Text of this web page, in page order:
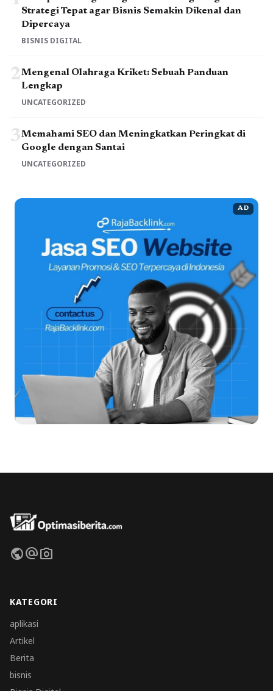
Strategi Tepat agar Bisnis Semakin Dikenal dan
Dipercaya
BISNIS DIGITAL
2Mengenal Olahraga Kriket: Sebuah Panduan
Lengkap
UNCATEGORIZED
3Memahami SEO dan Meningkatkan Peringkat di
Google dengan Santai
UNCATEGORIZED
AD
publicalternate_emailphoto_camera
KATEGORI
aplikasi
Artikel
Berita
bisnis